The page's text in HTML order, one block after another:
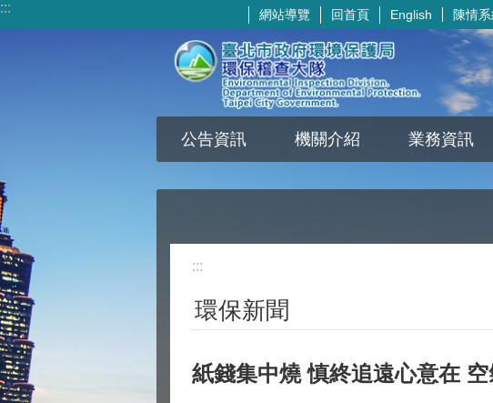
跳到主要內容區塊
::: 網站導覽 回首頁 English 陳情
公告資訊 機關介紹 業務資訊
:::
環保新聞
紙錢集中燒 慎終追遠心意在